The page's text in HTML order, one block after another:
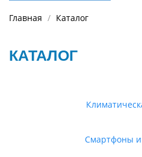
Главная Каталог
КАТАЛОГ
Смартфоны